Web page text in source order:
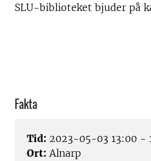
SLU-biblioteket bjuder på
Fakta
Tid: 2023-05-03 13:00 -
Ort: Alnarp